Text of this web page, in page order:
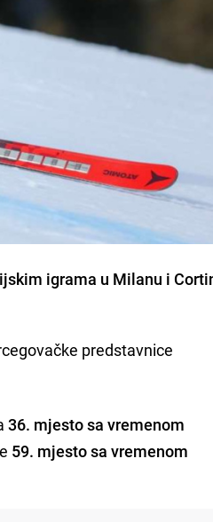
igrama u Milanu i
predstavnice
36. mjesto sa vremenom
59. mjesto sa vremenom